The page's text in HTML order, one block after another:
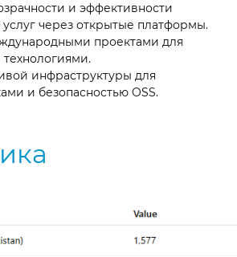
и эффективности
услуг через открытые платформы.
проектами для
инфраструктуры для
и безопасностью OSS.